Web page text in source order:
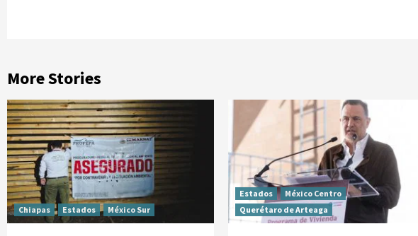
More Stories
Chiapas Estados México Sur
Estados
México Centro
Querétaro de Arteaga